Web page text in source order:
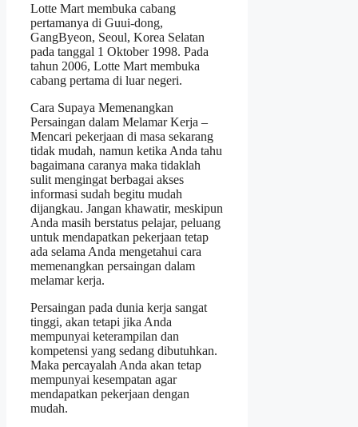
Lotte Mart membuka cabang
pertamanya di Guui-dong,
GangByeon, Seoul, Korea Selatan
pada tanggal 1 Oktober 1998. Pada
tahun 2006, Lotte Mart membuka
cabang pertama di luar negeri.
Cara Supaya Memenangkan
Persaingan dalam Melamar Kerja –
Mencari pekerjaan di masa sekarang
tidak mudah, namun ketika Anda tahu
bagaimana caranya maka tidaklah
sulit mengingat berbagai akses
informasi sudah begitu mudah
dijangkau. Jangan khawatir, meskipun
Anda masih berstatus pelajar, peluang
untuk mendapatkan pekerjaan tetap
ada selama Anda mengetahui cara
memenangkan persaingan dalam
melamar kerja.
Persaingan pada dunia kerja sangat
tinggi, akan tetapi jika Anda
mempunyai keterampilan dan
kompetensi yang sedang dibutuhkan.
Maka percayalah Anda akan tetap
mempunyai kesempatan agar
mendapatkan pekerjaan dengan
mudah.